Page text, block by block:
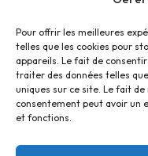
Pour offrir les meilleures
telles que les cookies pour
appareils. Le fait de
traiter des données telles
uniques sur ce site. Le fait
consentement peut avoir un
et fonctions.